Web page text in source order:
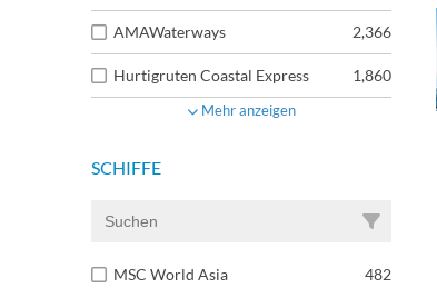
AMAWaterways 2,366
Hurtigruten Coastal Express 1,860
Mehr anzeigen
SCHIFFE
MSC World Asia 482